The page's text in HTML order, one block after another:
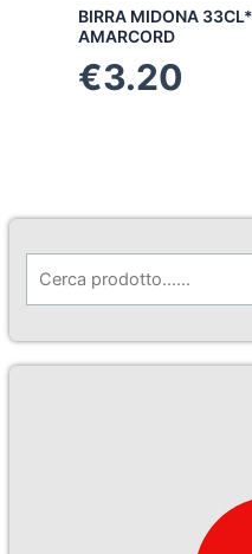
BIRRA MIDONA
AMARCORD
€3.20